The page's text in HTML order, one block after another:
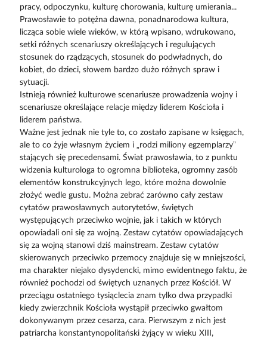
pracy, odpoczynku, kulturę chorowania, kulturę umierania...
Prawosławie to potężna dawna, ponadnarodowa kultura,
licząca sobie wiele wieków, w którą wpisano, wdrukowano,
setki różnych scenariuszy określających i regulujących
stosunek do rządzących, stosunek do podwładnych, do
kobiet, do dzieci, słowem bardzo dużo różnych spraw i
sytuacji.
Istnieją również kulturowe scenariusze prowadzenia wojny i
scenariusze określające relacje między liderem Kościoła i
liderem państwa.
Ważne jest jednak nie tyle to, co zostało zapisane w księgach,
ale to co żyje własnym życiem i „rodzi miliony egzemplarzy”
stających się precedensami. Świat prawosławia, to z punktu
widzenia kulturologa to ogromna biblioteka, ogromny zasób
elementów konstrukcyjnych lego, które można dowolnie
złożyć wedle gustu. Można zebrać zarówno cały zestaw
cytatów prawosławnych autorytetów, świętych
występujących przeciwko wojnie, jak i takich w których
opowiadali oni się za wojną. Zestaw cytatów opowiadających
się za wojną stanowi dziś mainstream. Zestaw cytatów
skierowanych przeciwko przemocy znajduje się w mniejszości,
ma charakter niejako dysydencki, mimo ewidentnego faktu, że
również pochodzi od świętych uznanych przez Kościół. W
przeciągu ostatniego tysiąclecia znam tylko dwa przypadki
kiedy zwierzchnik Kościoła wystąpił przeciwko gwałtom
dokonywanym przez cesarza, cara. Pierwszym z nich jest
patriarcha konstantynopolitański żyjący w wieku XIII,